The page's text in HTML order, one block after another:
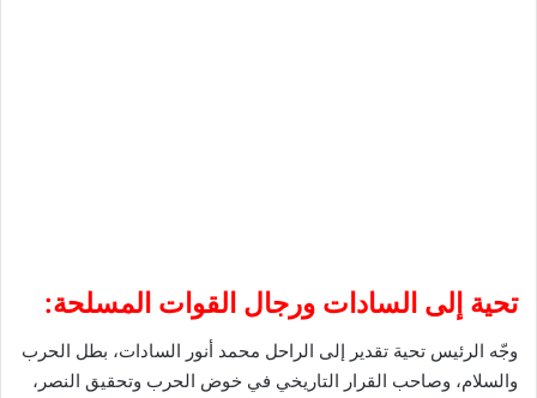
تحية إلى السادات ورجال القوات المسلحة:
وجّه الرئيس تحية تقدير إلى الراحل محمد أنور السادات، بطل الحرب
والسلام، وصاحب القرار التاريخي في خوض الحرب وتحقيق النصر،